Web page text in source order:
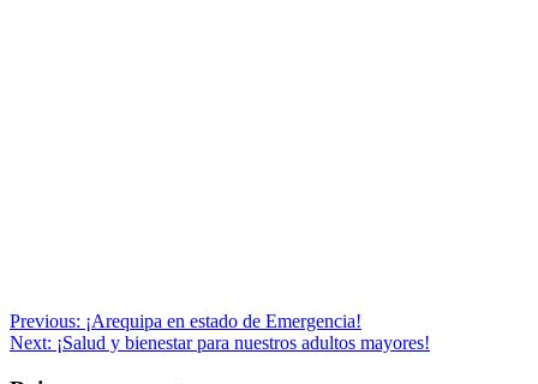
Navegación
de
Previous: ¡Arequipa en estado de Emergencia!
Next: ¡Salud y bienestar para nuestros adultos mayores!